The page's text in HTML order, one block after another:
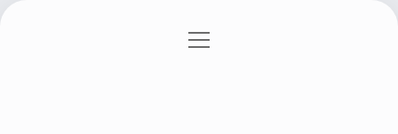
Gizlilik Politikası
menüyü